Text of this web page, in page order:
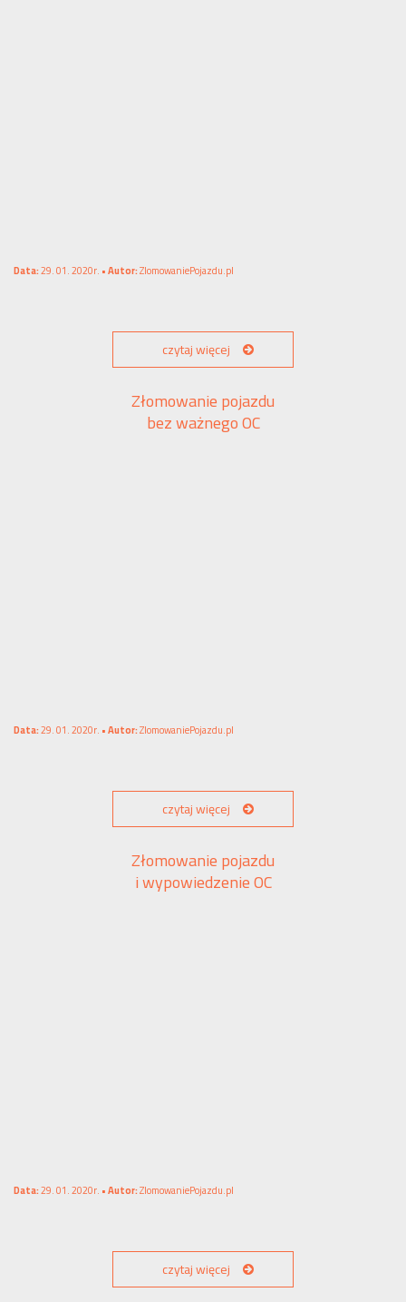
Data:29. 01. 2020r. •Autor:ZlomowaniePojazdu.pl
czytaj więcej
Złomowanie pojazdu
bez ważnego OC
Data:29. 01. 2020r. •Autor:ZlomowaniePojazdu.pl
czytaj więcej
Złomowanie pojazdu
i wypowiedzenie OC
Data:29. 01. 2020r. •Autor:ZlomowaniePojazdu.pl
czytaj więcej